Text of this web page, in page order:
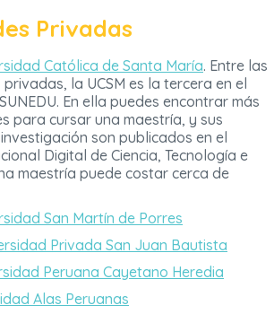
Privadas
Católica de Santa María. Entre las
la UCSM es la tercera en el
En ella puedes encontrar más
para cursar una maestría, y sus
son publicados en el
Digital de Ciencia, Tecnología e
maestría puede costar cerca de
San Martín de Porres
Privada San Juan Bautista
Peruana Cayetano Heredia
Alas Peruanas